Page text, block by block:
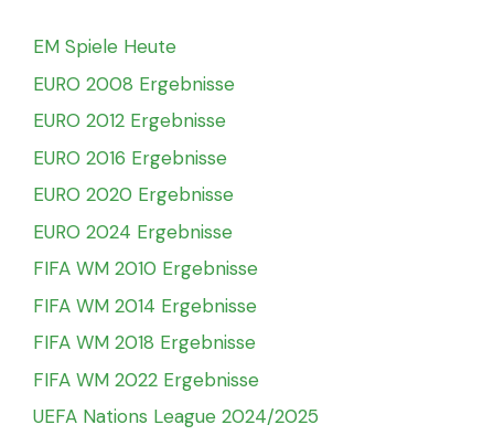
EM Spiele Heute
EURO 2008 Ergebnisse
EURO 2012 Ergebnisse
EURO 2016 Ergebnisse
EURO 2020 Ergebnisse
EURO 2024 Ergebnisse
FIFA WM 2010 Ergebnisse
FIFA WM 2014 Ergebnisse
FIFA WM 2018 Ergebnisse
FIFA WM 2022 Ergebnisse
UEFA Nations League 2024/2025